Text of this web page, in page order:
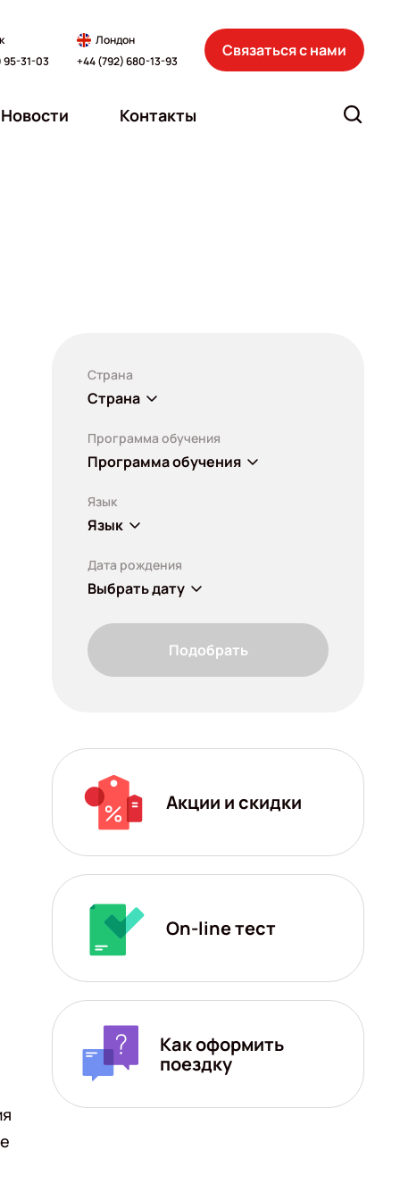
95-31-03
Лондон
+44 (792) 680-13-93
Связаться с нами
Новости Контакты
Страна
Страна
Программа обучения
Программа обучения
Язык
Язык
Дата рождения
Выбрать дату
Подобрать
Акции и скидки
On-line тест
Как оформить
поездку